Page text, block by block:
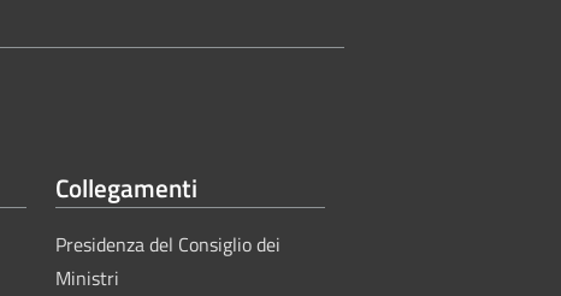
Collegamenti
Presidenza del Consiglio dei
Ministri